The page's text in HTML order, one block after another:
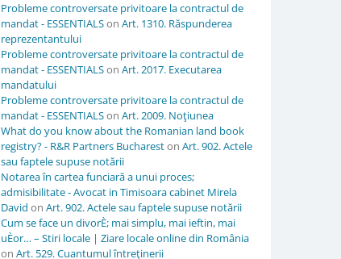
Probleme controversate privitoare la contractul de
mandat - ESSENTIALSon Art. 1310. Răspunderea
reprezentantului
Probleme controversate privitoare la contractul de
mandat - ESSENTIALSon Art. 2017. Executarea
mandatului
Probleme controversate privitoare la contractul de
mandat - ESSENTIALSon Art. 2009. Noţiunea
What do you know about the Romanian land book
registry? - R&R Partners Buchareston Art. 902. Actele
sau faptele supuse notării
Notarea în cartea funciară a unui proces;
admisibilitate - Avocat in Timisoara cabinet Mirela
David on Art. 902. Actele sau faptele supuse notării
Cum se face un divorÈ; mai simplu, mai ieftin, mai
uÈor… – Stiri locale | Ziare locale online din România
on Art. 529. Cuantumul întreţinerii